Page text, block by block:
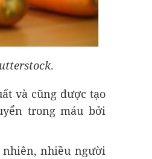
.
và cũng được tạo
trong máu bởi
nhiên, nhiều người